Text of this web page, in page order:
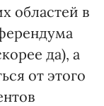
областей в
да), а
от этого